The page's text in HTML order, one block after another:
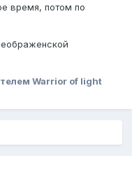
время, потом по
Warrior of light